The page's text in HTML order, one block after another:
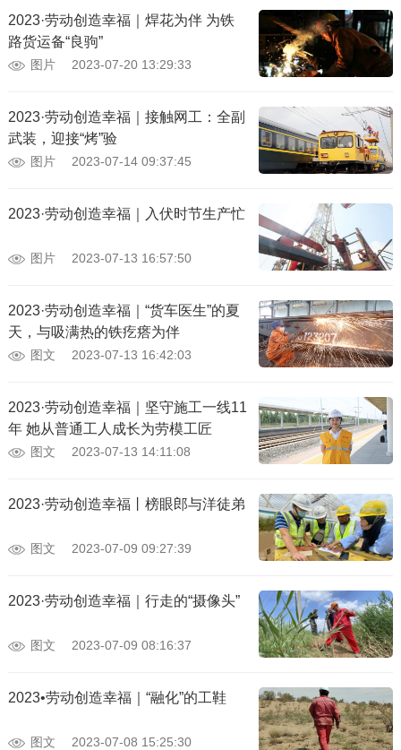
2023·劳动创造幸福｜焊花为伴 为铁
路货运备“良驹”
图片 2023-07-20 13:29:33
2023·劳动创造幸福｜接触网工：全副
武装，迎接“烤”验
图片 2023-07-14 09:37:45
2023·劳动创造幸福｜入伏时节生产忙
图片 2023-07-13 16:57:50
2023·劳动创造幸福｜“货车医生”的夏
天，与吸满热的铁疙瘩为伴
图文 2023-07-13 16:42:03
2023·劳动创造幸福｜坚守施工一线11
年 她从普通工人成长为劳模工匠
图文 2023-07-13 14:11:08
2023·劳动创造幸福丨榜眼郎与洋徒弟
图文 2023-07-09 09:27:39
2023·劳动创造幸福｜行走的“摄像头”
图文 2023-07-09 08:16:37
2023•劳动创造幸福｜“融化”的工鞋
图文 2023-07-08 15:25:30